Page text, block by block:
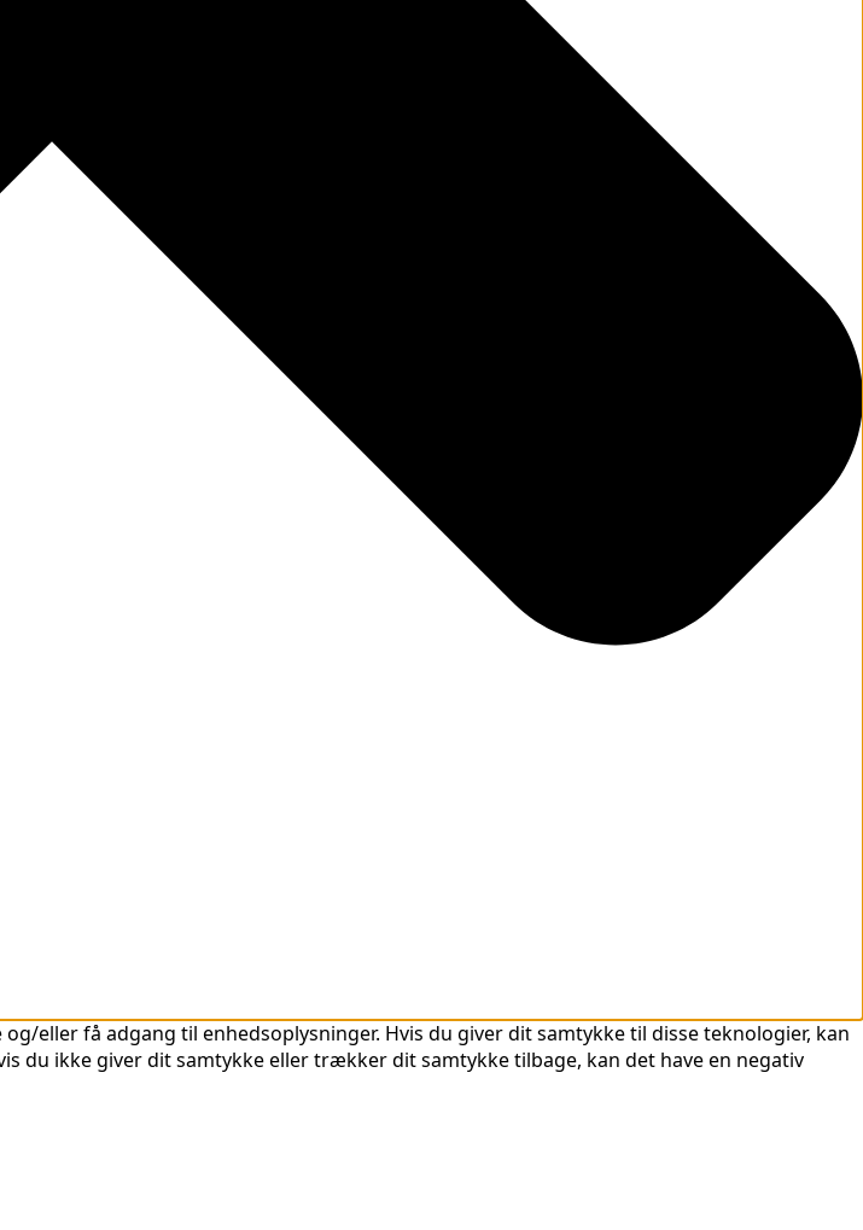
eller få adgang til enhedsoplysninger. Hvis du giver dit samtykke til disse teknologier, kan
du ikke giver dit samtykke eller trækker dit samtykke tilbage, kan det have en negativ